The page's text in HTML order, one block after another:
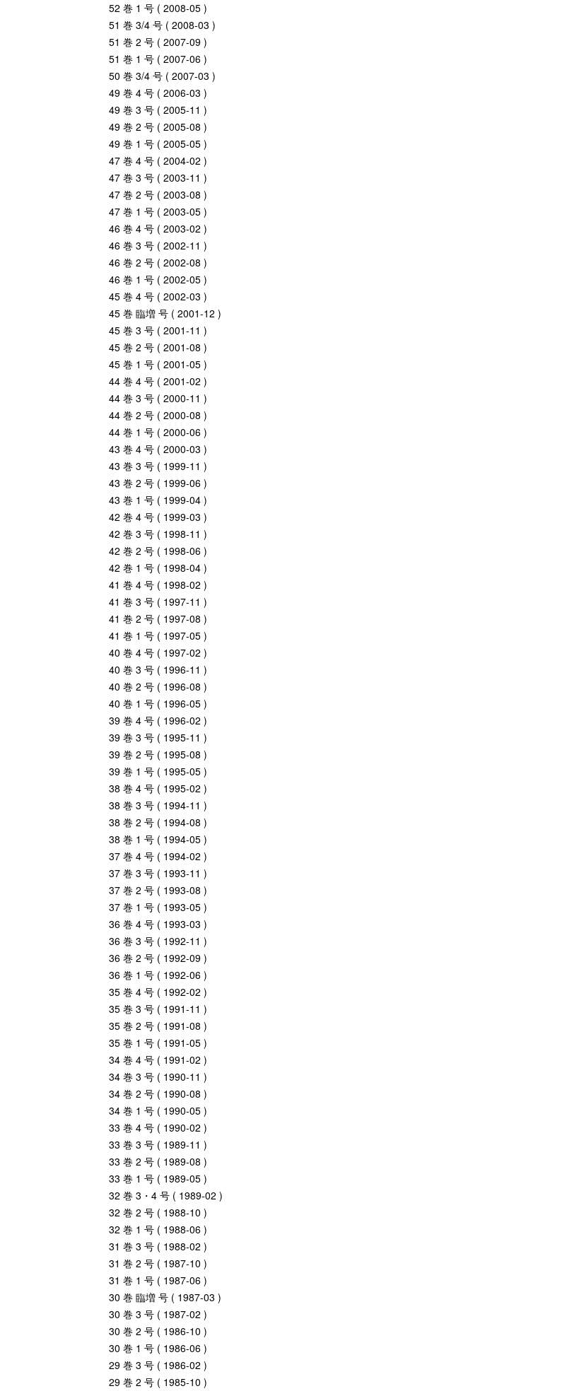
52 巻 1 号 ( 2008-05 )
51 巻 3/4 号 ( 2008-03 )
51 巻 2 号 ( 2007-09 )
51 巻 1 号 ( 2007-06 )
50 巻 3/4 号 ( 2007-03 )
49 巻 4 号 ( 2006-03 )
49 巻 3 号 ( 2005-11 )
49 巻 2 号 ( 2005-08 )
49 巻 1 号 ( 2005-05 )
47 巻 4 号 ( 2004-02 )
47 巻 3 号 ( 2003-11 )
47 巻 2 号 ( 2003-08 )
47 巻 1 号 ( 2003-05 )
46 巻 4 号 ( 2003-02 )
46 巻 3 号 ( 2002-11 )
46 巻 2 号 ( 2002-08 )
46 巻 1 号 ( 2002-05 )
45 巻 4 号 ( 2002-03 )
45 巻 臨増 号 ( 2001-12 )
45 巻 3 号 ( 2001-11 )
45 巻 2 号 ( 2001-08 )
45 巻 1 号 ( 2001-05 )
44 巻 4 号 ( 2001-02 )
44 巻 3 号 ( 2000-11 )
44 巻 2 号 ( 2000-08 )
44 巻 1 号 ( 2000-06 )
43 巻 4 号 ( 2000-03 )
43 巻 3 号 ( 1999-11 )
43 巻 2 号 ( 1999-06 )
43 巻 1 号 ( 1999-04 )
42 巻 4 号 ( 1999-03 )
42 巻 3 号 ( 1998-11 )
42 巻 2 号 ( 1998-06 )
42 巻 1 号 ( 1998-04 )
41 巻 4 号 ( 1998-02 )
41 巻 3 号 ( 1997-11 )
41 巻 2 号 ( 1997-08 )
41 巻 1 号 ( 1997-05 )
40 巻 4 号 ( 1997-02 )
40 巻 3 号 ( 1996-11 )
40 巻 2 号 ( 1996-08 )
40 巻 1 号 ( 1996-05 )
39 巻 4 号 ( 1996-02 )
39 巻 3 号 ( 1995-11 )
39 巻 2 号 ( 1995-08 )
39 巻 1 号 ( 1995-05 )
38 巻 4 号 ( 1995-02 )
38 巻 3 号 ( 1994-11 )
38 巻 2 号 ( 1994-08 )
38 巻 1 号 ( 1994-05 )
37 巻 4 号 ( 1994-02 )
37 巻 3 号 ( 1993-11 )
37 巻 2 号 ( 1993-08 )
37 巻 1 号 ( 1993-05 )
36 巻 4 号 ( 1993-03 )
36 巻 3 号 ( 1992-11 )
36 巻 2 号 ( 1992-09 )
36 巻 1 号 ( 1992-06 )
35 巻 4 号 ( 1992-02 )
35 巻 3 号 ( 1991-11 )
35 巻 2 号 ( 1991-08 )
35 巻 1 号 ( 1991-05 )
34 巻 4 号 ( 1991-02 )
34 巻 3 号 ( 1990-11 )
34 巻 2 号 ( 1990-08 )
34 巻 1 号 ( 1990-05 )
33 巻 4 号 ( 1990-02 )
33 巻 3 号 ( 1989-11 )
33 巻 2 号 ( 1989-08 )
33 巻 1 号 ( 1989-05 )
32 巻 3・4 号 ( 1989-02 )
32 巻 2 号 ( 1988-10 )
32 巻 1 号 ( 1988-06 )
31 巻 3 号 ( 1988-02 )
31 巻 2 号 ( 1987-10 )
31 巻 1 号 ( 1987-06 )
30 巻 臨増 号 ( 1987-03 )
30 巻 3 号 ( 1987-02 )
30 巻 2 号 ( 1986-10 )
30 巻 1 号 ( 1986-06 )
29 巻 3 号 ( 1986-02 )
29 巻 2 号 ( 1985-10 )